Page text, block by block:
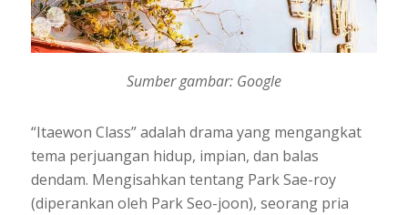
Sumber gambar: Google
“Itaewon Class” adalah drama yang mengangkat
tema perjuangan hidup, impian, dan balas
dendam. Mengisahkan tentang Park Sae-roy
(diperankan oleh Park Seo-joon), seorang pria